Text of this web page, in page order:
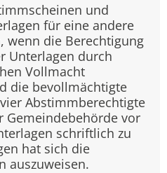
und
für eine andere
wenn die Berechtigung
Unterlagen durch
Vollmacht
die bevollmächtigte
Abstimmberechtigte
Gemeindebehörde vor
schriftlich zu
hat sich die
auszuweisen.